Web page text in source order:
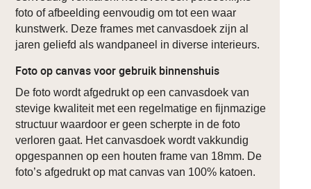
foto of afbeelding eenvoudig om tot een waar
kunstwerk. Deze frames met canvasdoek zijn al
jaren geliefd als wandpaneel in diverse interieurs.
Foto op canvas voor gebruik binnenshuis
De foto wordt afgedrukt op een canvasdoek van
stevige kwaliteit met een regelmatige en fijnmazige
structuur waardoor er geen scherpte in de foto
verloren gaat. Het canvasdoek wordt vakkundig
opgespannen op een houten frame van 18mm. De
foto’s afgedrukt op mat canvas van 100% katoen.